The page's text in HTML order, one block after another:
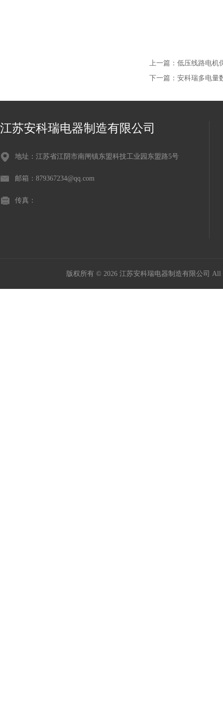
上一篇： 低压线路电机
下一篇： 安科瑞多电量
江苏安科瑞电器制造有限公司
地址：江苏省江阴市南闸镇东盟科技工业园东盟路5号
邮箱：879367234@qq.com
传真：
版权所有 © 2026 江苏安科瑞电器制造有限公司